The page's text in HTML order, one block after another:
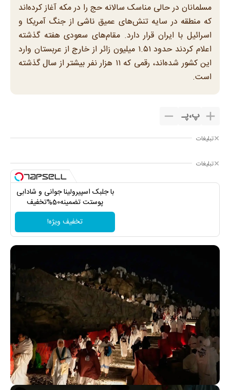
مسلمانان در حالی مناسک سالانه حج را در مکه آغاز کرده‌اند
که منطقه در سایه تنش‌های عمیق ناشی از جنگ آمریکا و
اسرائیل با ایران قرار دارد. مقام‌های سعودی هفته گذشته
اعلام کردند حدود ۱.۵۱ میلیون زائر از خارج از عربستان وارد
این کشور شده‌اند، رقمی که ۱۱ هزار نفر بیشتر از سال گذشته
است.
پ،پـ
تبلیغات
تبلیغات
با جلبک اسپیرولینا جوانی و شادابی
پوستت تضمینه50%تخفیف
تخفیف ویژه!